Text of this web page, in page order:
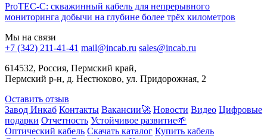
ProTEC-C: скважинный кабель для непрерывного
мониторинга добычи на глубине более трёх километров
Мы на связи
+7 (342) 211-41-41 mail@incab.ru sales@incab.ru
614532, Россия, Пермский край,
Пермский р-н, д. Нестюково, ул. Придорожная, 2
Оставить отзыв
Завод Инкаб Контакты Вакансии🚀 Новости Видео Цифровые
подарки Отчетность Устойчивое развитие🌱
Оптический кабель Скачать каталог Купить кабель